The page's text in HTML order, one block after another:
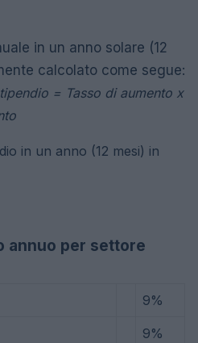
in un anno solare (12
calcolato come segue:
= Tasso di aumento x
in un anno (12 mesi) in
annuo per settore
9%
9%